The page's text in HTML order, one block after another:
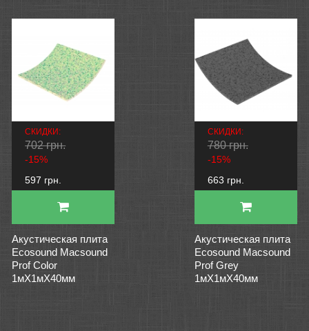
СКИДКИ:
702 грн.
-15%
597 грн.
Акустическая плита
Ecosound Macsound
Prof Color
1мХ1мХ40мм
СКИДКИ:
780 грн.
-15%
663 грн.
Акустическая плита
Ecosound Macsound
Prof Grey
1мХ1мХ40мм